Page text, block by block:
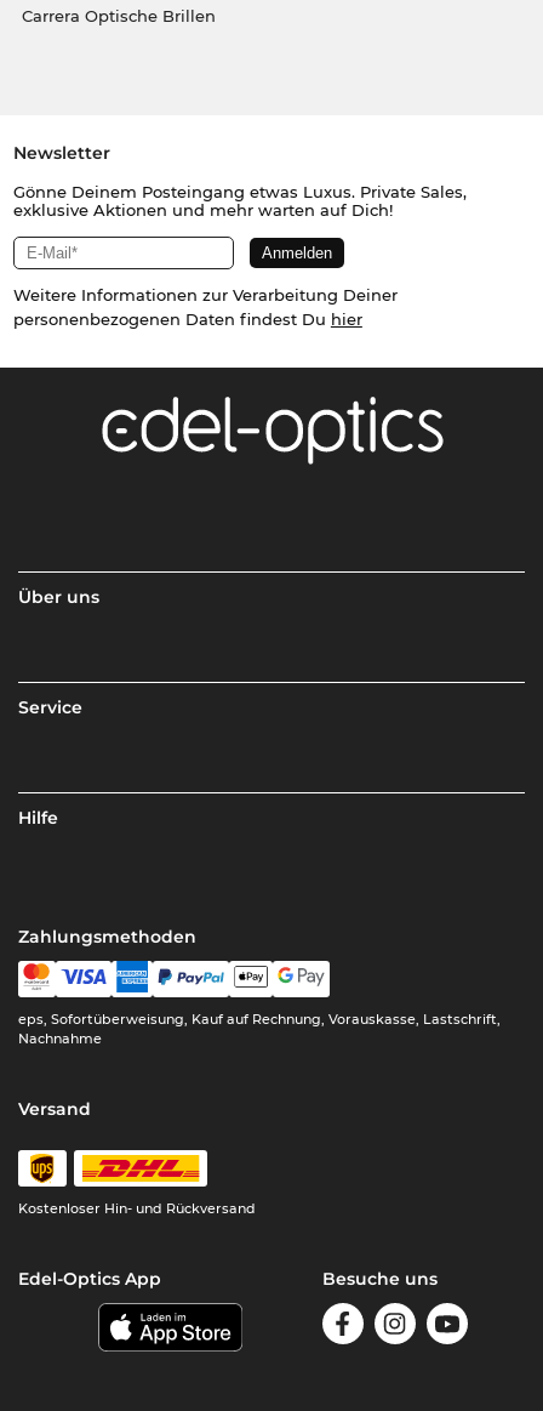
Carrera Optische Brillen
Newsletter
Gönne Deinem Posteingang etwas Luxus. Private Sales,
exklusive Aktionen und mehr warten auf Dich!
Weitere Informationen zur Verarbeitung Deiner
personenbezogenen Daten findest Du hier
Über uns
Service
Hilfe
Zahlungsmethoden
eps, Sofortüberweisung, Kauf auf Rechnung, Vorauskasse, Lastschrift,
Nachnahme
Versand
Kostenloser Hin- und Rückversand
Edel-Optics App Besuche uns